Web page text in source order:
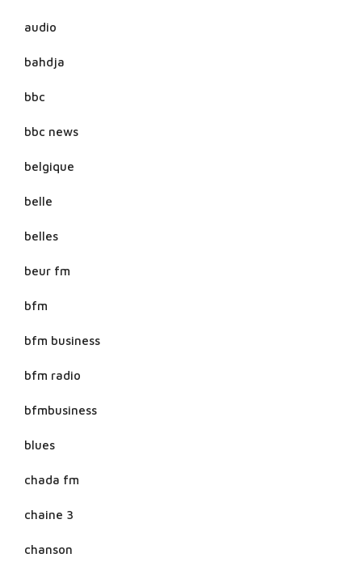
audio
bahdja
bbc
bbc news
belgique
belle
belles
beur fm
bfm
bfm business
bfm radio
bfmbusiness
blues
chada fm
chaine 3
chanson